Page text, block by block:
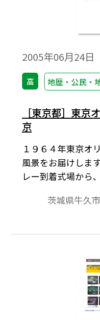
2005年06月24日
高 地歴・公民・
［東京都］東京
京
１９６４年東京オ
風景をお届けしま
レー到着式場から
とらえてみました
宿駅ビル名店街の
ー到着を待つ都庁
リレー到着式場」
れた聖火」「皇居
人々」「皇居前で
茨城県牛久